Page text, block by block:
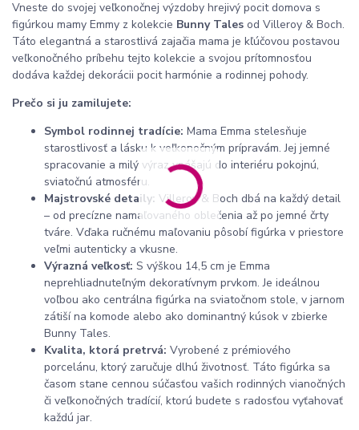
Vneste do svojej veľkonočnej výzdoby hrejivý pocit domova s
figúrkou mamy Emmy z kolekcie Bunny Tales od Villeroy & Boch.
Táto elegantná a starostlivá zajačia mama je kľúčovou postavou
veľkonočného príbehu tejto kolekcie a svojou prítomnosťou
dodáva každej dekorácii pocit harmónie a rodinnej pohody.
Prečo si ju zamilujete:
Symbol rodinnej tradície: Mama Emma stelesňuje
starostlivosť a lásku k veľkonočným prípravám. Jej jemné
spracovanie a milý výraz vnášajú do interiéru pokojnú,
sviatočnú atmosféru.
Majstrovské detaily: Villeroy & Boch dbá na každý detail
– od precízne namaľovaného oblečenia až po jemné črty
tváre. Vďaka ručnému maľovaniu pôsobí figúrka v priestore
veľmi autenticky a vkusne.
Výrazná veľkosť: S výškou 14,5 cm je Emma
neprehliadnuteľným dekoratívnym prvkom. Je ideálnou
voľbou ako centrálna figúrka na sviatočnom stole, v jarnom
zátiší na komode alebo ako dominantný kúsok v zbierke
Bunny Tales.
Kvalita, ktorá pretrvá: Vyrobené z prémiového
porcelánu, ktorý zaručuje dlhú životnosť. Táto figúrka sa
časom stane cennou súčasťou vašich rodinných vianočných
či veľkonočných tradícií, ktorú budete s radosťou vyťahovať
každú jar.